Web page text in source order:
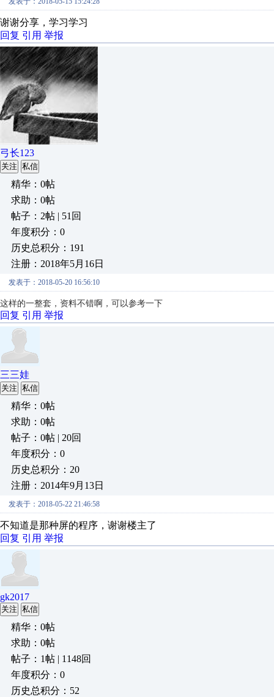
谢谢分享，学习学习
回复 引用 举报
弓长123
关注 私信
精华：0帖
求助：0帖
帖子：2帖 | 51回
年度积分：0
历史总积分：191
注册：2018年5月16日
发表于：2018-05-20 16:56:10
这样的一整套，资料不错啊，可以参考一下
回复 引用 举报
三三娃
关注 私信
精华：0帖
求助：0帖
帖子：0帖 | 20回
年度积分：0
历史总积分：20
注册：2014年9月13日
发表于：2018-05-22 21:46:58
不知道是那种屏的程序，谢谢楼主了
回复 引用 举报
gk2017
关注 私信
精华：0帖
求助：0帖
帖子：1帖 | 1148回
年度积分：0
历史总积分：52